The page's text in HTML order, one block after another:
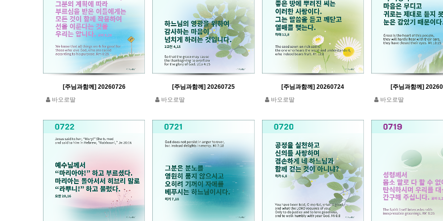
[주님과함께] 20260726
바오로딸
[주님과함께] 20260725
바오로딸
[주님과함께] 20260724
바오로딸
[주님과함께]
바오로딸